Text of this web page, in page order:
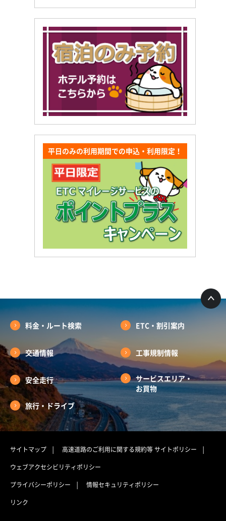
平日のみの利用期間での申込・利用限定！
料金・ルート検索 ETC・割引案内
交通情報 工事規制情報
安全走行
サービスエリア・
お買物
旅行・ドライブ
サイトマップ 高速道路のご利用に関する規約等サイトポリシー
ウェブアクセシビリティポリシー
プライバシーポリシー
情報セキュリティポリシー
リンク